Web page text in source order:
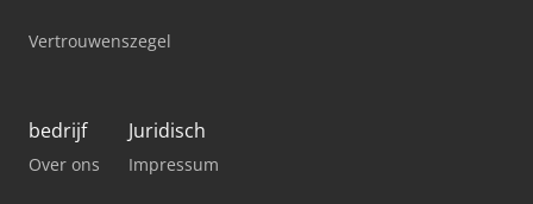
Vertrouwenszegel
bedrijf
Over ons
Juridisch
Impressum